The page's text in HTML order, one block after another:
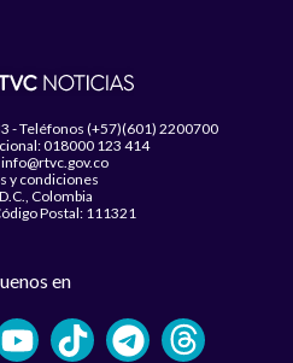
- Teléfonos (+57)(601) 2200700
018000 123 414
y condiciones
Colombia
Postal: 111321
en